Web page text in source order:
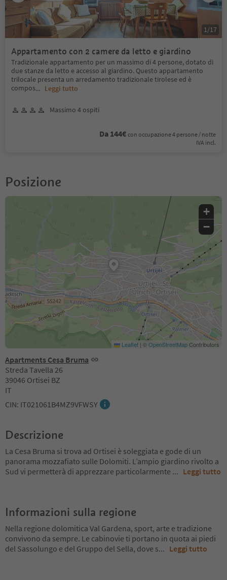
Appartamento con 2 camere da letto e giardino
Tradizionale appartamento per un massimo di 4 persone, dotato di
due stanze da letto e accesso al giardino. Questo appartamento
trilocale presenta un arredamento tradizionale tirolese ed è
compos... Leggi tutto
Massimo 4 ospiti
Da 144€ con occupazione 4 persone / notte
IVA incl.
1/17
Posizione
Apartments Cesa Bruma
Streda Tavella 26
39046 Ortisei BZ
IT
CIN: IT021061B4MZ9VFWSY
+
−
Leaflet | ©OpenStreetMapContributors
Descrizione
La Cesa Bruma si trova ad Ortisei è soleggiata e gode di un
panorama mozzafiato sulle Dolomiti. L’ampio giardino rivolto a
Sud vi permetterà di apprezzare particolarmente ... Leggi tutto
Informazioni sulla regione
Nella regione dolomitica Val Gardena, sport, arte e tradizione
convivono da sempre. Le cabinovie ti portano in quota ai piedi
del Sassolungo e del Gruppo del Sella, dove s... Leggi tutto